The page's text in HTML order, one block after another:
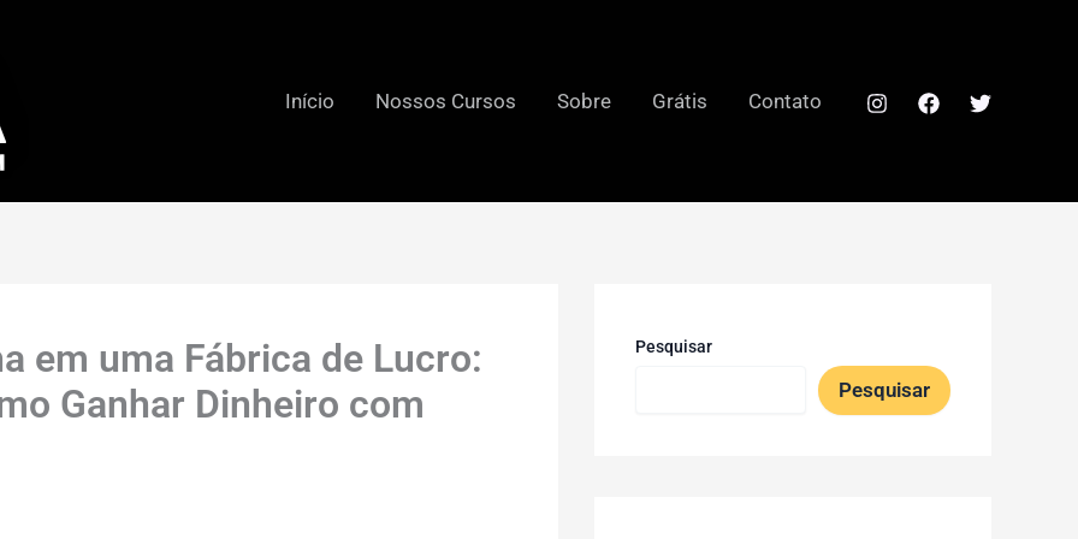
Início Nossos Cursos Sobre Grátis Contato
em uma Fábrica de Lucro:
Ganhar Dinheiro com
Pesquisar
Pesquisar